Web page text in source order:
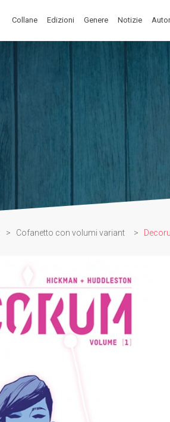
Collane Edizioni Genere Notizie
> Cofanetto con volumi variant >